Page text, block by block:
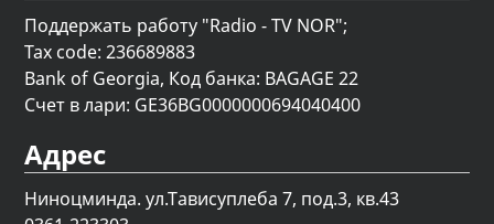
Поддержать работу "Radio - TV NOR";
Tax code: 236689883
Bank of Georgia, Код банка: BAGAGE 22
Счет в лари: GE36BG0000000694040400
Адрес
Ниноцминда. ул.Тависуплеба 7, под.3, кв.43